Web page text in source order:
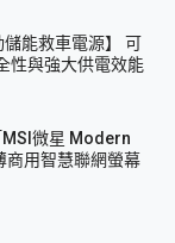
能救車電源】 可
性與強大供電效能
微星 Modern
商用智慧聯網螢幕